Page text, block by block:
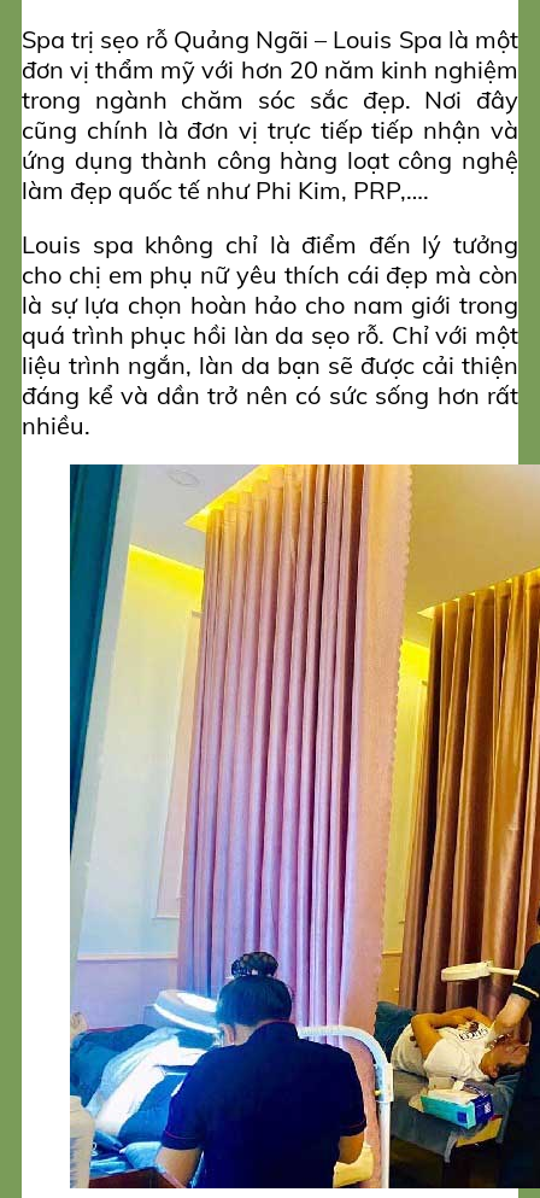
Spa trị sẹo rỗ Quảng Ngãi – Louis Spa là một
đơn vị thẩm mỹ với hơn 20 năm kinh nghiệm
trong ngành chăm sóc sắc đẹp. Nơi đây
cũng chính là đơn vị trực tiếp tiếp nhận và
ứng dụng thành công hàng loạt công nghệ
làm đẹp quốc tế như Phi Kim, PRP,….
Louis spa không chỉ là điểm đến lý tưởng
cho chị em phụ nữ yêu thích cái đẹp mà còn
là sự lựa chọn hoàn hảo cho nam giới trong
quá trình phục hồi làn da sẹo rỗ. Chỉ với một
liệu trình ngắn, làn da bạn sẽ được cải thiện
đáng kể và dần trở nên có sức sống hơn rất
nhiều.